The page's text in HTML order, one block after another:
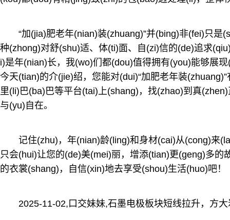
“加(jia)肥老年(nian)装(zhuang)”并(bing)非(fei)只是
种(zhong)对舒(shu)适、体(ti)面、自(zi)信的(de)追求
i)是年(nian)长，我(wo)们都(dou)值得拥有(you)能够展
今天(tian)的介(jie)绍，您能对(dui)“加肥老年装
里(li)巴(ba)巴等平台(tai)上(shang)，找(zhao)到真
与(yu)自在。
记住(zhu)，年(nian)龄(ling)和身材(cai)从(cong)来
只会(hui)让您的(de)美(mei)丽，增添(tian)更(geng)多的
的衣裳(shang)，自信(xin)地去享受(shou)生活(huo)吧！
2025-11-02,口交妹妹,石墨电极板块短线拉升，方